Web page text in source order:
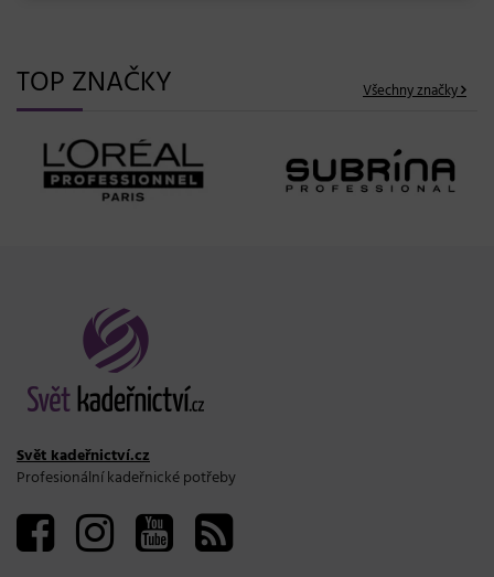
TOP ZNAČKY Všechny značky
Svět kadeřnictví.cz
Profesionální kadeřnické potřeby